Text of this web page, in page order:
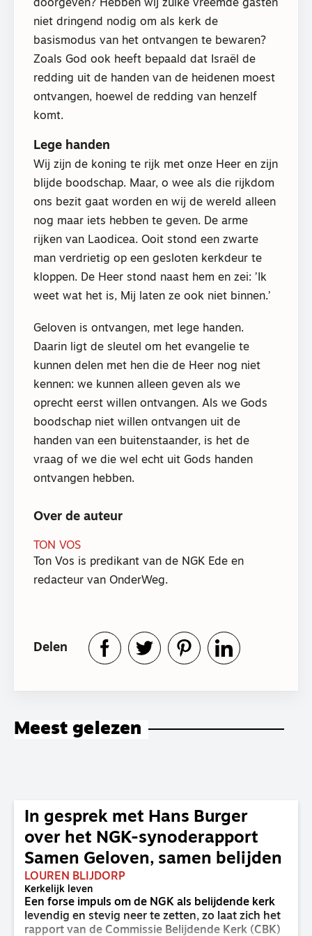
doorgeven? Hebben wij zulke vreemde gasten
niet dringend nodig om als kerk de
basismodus van het ontvangen te bewaren?
Zoals God ook heeft bepaald dat Israël de
redding uit de handen van de heidenen moest
ontvangen, hoewel de redding van henzelf
komt.
Lege handen
Wij zijn de koning te rijk met onze Heer en zijn
blijde boodschap. Maar, o wee als die rijkdom
ons bezit gaat worden en wij de wereld alleen
nog maar iets hebben te geven. De arme
rijken van Laodicea. Ooit stond een zwarte
man verdrietig op een gesloten kerkdeur te
kloppen. De Heer stond naast hem en zei: ’Ik
weet wat het is, Mij laten ze ook niet binnen.’
Geloven is ontvangen, met lege handen.
Daarin ligt de sleutel om het evangelie te
kunnen delen met hen die de Heer nog niet
kennen: we kunnen alleen geven als we
oprecht eerst willen ontvangen. Als we Gods
boodschap niet willen ontvangen uit de
handen van een buitenstaander, is het de
vraag of we die wel echt uit Gods handen
ontvangen hebben.
Over de auteur
TON VOS
Ton Vos is predikant van de NGK Ede en
redacteur van OnderWeg.
Delen
Meest gelezen
In gesprek met Hans Burger
over het NGK-synoderapport
Samen Geloven, samen belijden
LOUREN BLIJDORP
Kerkelijk leven
Een forse impuls om de NGK als belijdende kerk
levendig en stevig neer te zetten, zo laat zich het
rapport van de Commissie Belijdende Kerk (CBK)